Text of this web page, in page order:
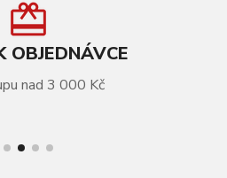
OBJEDNÁVCE
nad 3 000 Kč